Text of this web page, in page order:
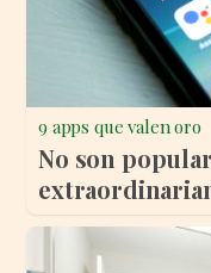
9 apps que valen oro
No son